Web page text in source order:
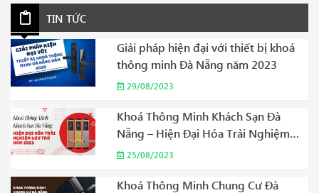
TIN TỨC
Giải pháp hiện đại với thiết bị khoá
thông minh Đà Nẵng năm 2023
29/08/2023
Khoá Thông Minh Khách Sạn Đà
Nẵng – Hiện Đại Hóa Trải Nghiệm
Lưu Trú Năm 2023
25/08/2023
Khoá Thông Minh Chung Cư Đà